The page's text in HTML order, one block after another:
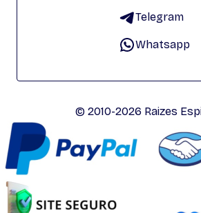
Telegram
Whatsapp
© 2010-2026 Raizes